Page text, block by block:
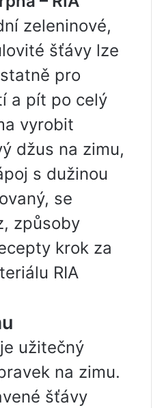
zeleninové,
šťávy lze
pro
a pít po celý
vyrobit
džus na zimu,
s dužinou
se
způsoby
krok za
RIA
užitečný
na zimu.
šťávy